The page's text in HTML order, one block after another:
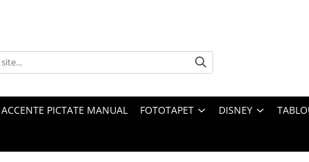
PICTATE MANUAL FOTOTAPET DISNEY